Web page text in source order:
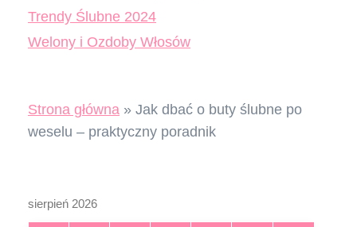
Trendy Ślubne 2024
Welony i Ozdoby Włosów
Strona główna » Jak dbać o buty ślubne po
weselu – praktyczny poradnik
sierpień 2026